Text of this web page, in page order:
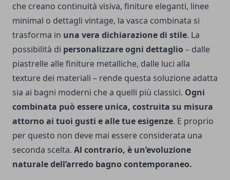
che creano continuità visiva, finiture eleganti, linee
minimal o dettagli vintage, la vasca combinata si
trasforma in una vera dichiarazione di stile. La
possibilità di personalizzare ogni dettaglio – dalle
piastrelle alle finiture metalliche, dalle luci alla
texture dei materiali – rende questa soluzione adatta
sia ai bagni moderni che a quelli più classici. Ogni
combinata può essere unica, costruita su misura
attorno ai tuoi gusti e alle tue esigenze. E proprio
per questo non deve mai essere considerata una
seconda scelta. Al contrario, è un’evoluzione
naturale dell’arredo bagno contemporaneo.